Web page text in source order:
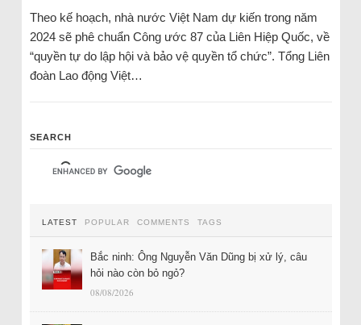
Theo kế hoạch, nhà nước Việt Nam dự kiến trong năm
2024 sẽ phê chuẩn Công ước 87 của Liên Hiệp Quốc, về
“quyền tự do lập hội và bảo vệ quyền tổ chức”. Tổng Liên
đoàn Lao động Việt…
SEARCH
LATEST POPULAR COMMENTS TAGS
Bắc ninh: Ông Nguyễn Văn Dũng bị xử lý, câu
hỏi nào còn bỏ ngỏ?
08/08/2026